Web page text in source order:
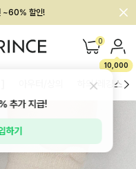
혜택
0
10,000
하의/레깅스
추가 지급!
하기